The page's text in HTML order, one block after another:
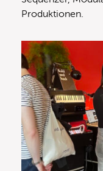
Produktionen.